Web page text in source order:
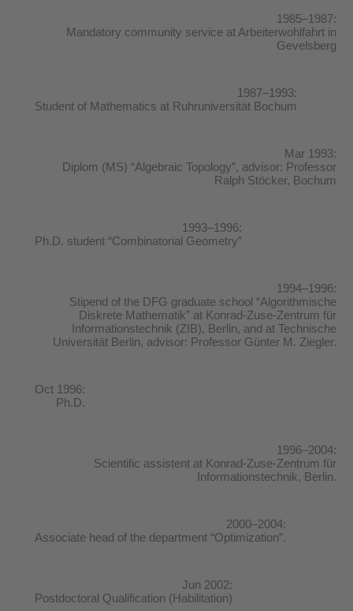
1985–1987:
Mandatory community service at Arbeiterwohlfahrt in
Gevelsberg
1987–1993:
Student of Mathematics at Ruhruniversität Bochum
Mar 1993:
Diplom (MS) “Algebraic Topology”, advisor: Professor
Ralph Stöcker, Bochum
1993–1996:
Ph.D. student “Combinatorial Geometry”
1994–1996:
Stipend of the DFG graduate school “Algorithmische
Diskrete Mathematik” at Konrad-Zuse-Zentrum für
Informationstechnik (ZIB), Berlin, and at Technische
Universität Berlin, advisor: Professor Günter M. Ziegler.
Oct 1996:
Ph.D.
1996–2004:
Scientific assistent at Konrad-Zuse-Zentrum für
Informationstechnik, Berlin.
2000–2004:
Associate head of the department “Optimization”.
Jun 2002:
Postdoctoral Qualification (Habilitation)